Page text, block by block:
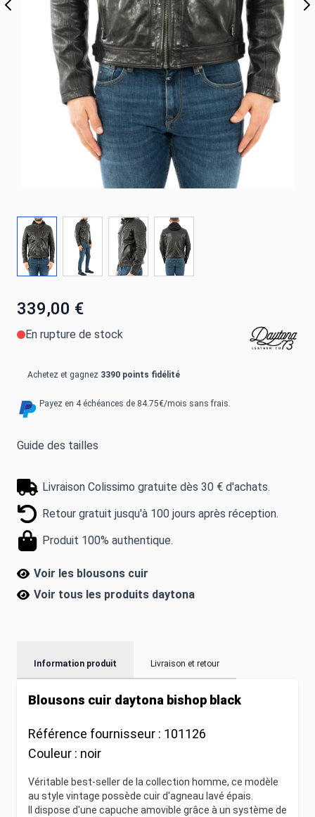
339,00 €
En rupture de stock
Achetez et gagnez 3390 points fidélité
Payez en 4 échéances de 84.75€/mois sans frais.
Guide des tailles
Livraison Colissimo gratuite dès 30 € d'achats.
Retour gratuit jusqu'à 100 jours après réception.
Produit 100% authentique.
Voir les blousons cuir
Voir tous les produits daytona
Information produit Livraison et retour
Blousons cuir daytona bishop black
Référence fournisseur : 101126
Couleur : noir
Véritable best-seller de la collection homme, ce modèle
au style vintage possède cuir d'agneau lavé épais.
Il dispose d'une capuche amovible grâce à un système de